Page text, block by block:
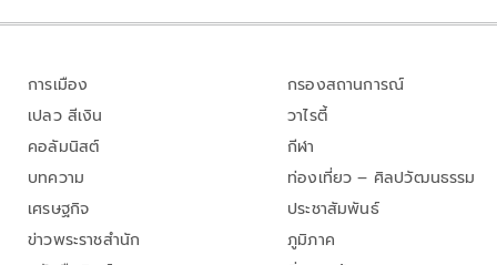
การเมือง
เปลว สีเงิน
คอลัมนิสต์
บทความ
เศรษฐกิจ
ข่าวพระราชสำนัก
กรองสถานการณ์
วาไรตี้
กีฬา
ท่องเที่ยว – ศิลปวัฒนธรรม
ประชาสัมพันธ์
ภูมิภาค